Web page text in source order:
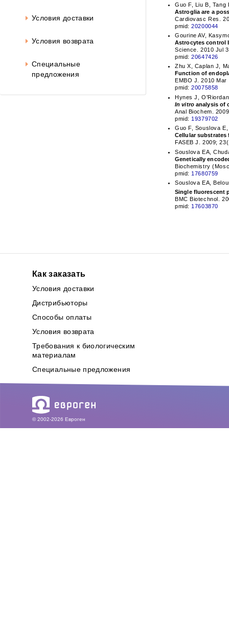
Условия доставки
Условия возврата
Специальные
предложения
Guo F, Liu B, Tang
Astroglia are a
Cardiovasc Res.
pmid:20200044
Gourine AV,
Astrocytes control
Science. 2010 Jul
pmid:20647426
Zhu X, Caplan J,
Function of
EMBO J. 2010
pmid:20075858
Hynes J,
In vitroanalysis of
Anal Biochem.
pmid: 19379702
Guo F, Souslova
Cellular substrates
FASEB J. 2009;
Souslova EA,
Genetically
Biochemistry
pmid: 17680759
Souslova EA,
Single fluorescent
BMC Biotechnol.
pmid: 17603870
Как заказать
Условия доставки
Дистрибьюторы
Способы оплаты
Условия возврата
Требования к биологическим
материалам
Специальные предложения
© 2002-2026 Евроген